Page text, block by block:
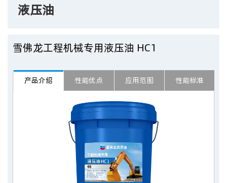
液压油
雪佛龙工程机械专用液压油 HC1
产品介绍 性能优点 应用范围 性能标准